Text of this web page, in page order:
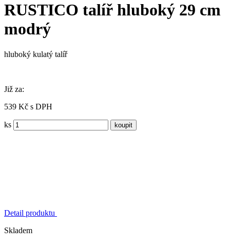
RUSTICO talíř hluboký 29 cm
modrý
hluboký kulatý talíř
Již za:
539 Kč s DPH
ks
Detail produktu
Skladem